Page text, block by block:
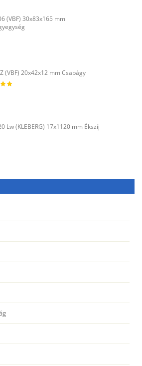
(VBF) 30x83x165 mm
(VBF) 20x42x12 mm Csapágy
Lw (KLEBERG) 17x1120 mm Ékszíj